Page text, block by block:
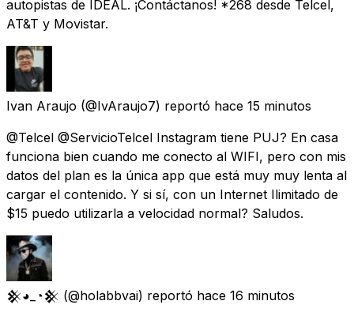
autopistas de IDEAL. ¡Contáctanos! *268 desde Telcel,
AT&T y Movistar.
Ivan Araujo (@IvAraujo7) reportó hace 15 minutos
@Telcel @ServicioTelcel Instagram tiene PUJ? En casa
funciona bien cuando me conecto al WIFI, pero con mis
datos del plan es la única app que está muy muy lenta al
cargar el contenido. Y si sí, con un Internet Ilimitado de
$15 puedo utilizarla a velocidad normal? Saludos.
𒆜◕_◔𒆜 (@holabbvai) reportó hace 16 minutos